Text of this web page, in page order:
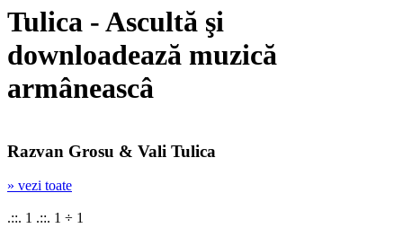
Tulica - Ascultă şi
downloadează muzică
armâneascâ
Razvan Grosu & Vali Tulica
» vezi toate
.::. 1 .::. 1 ÷ 1